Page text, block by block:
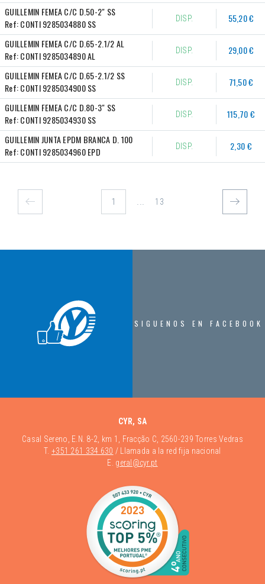
GUILLEMIN FEMEA C/C D.50-2" SS
Ref:CONTI 9285034880 SS DISP. 55,20 €
GUILLEMIN FEMEA C/C D.65-2.1/2 AL
Ref:CONTI 9285034890 AL DISP. 29,00 €
GUILLEMIN FEMEA C/C D.65-2.1/2 SS
Ref:CONTI 9285034900 SS DISP. 71,50 €
GUILLEMIN FEMEA C/C D.80-3" SS
Ref:CONTI 9285034930 SS DISP. 115,70 €
GUILLEMIN JUNTA EPDM BRANCA D. 100
Ref:CONTI 9285034960 EPD DISP. 2,30 €
13
SIGUENOS EN FACEBOOK
CYR, SA
Casal Sereno, E.N. 8-2, km 1, Fracção C, 2560-239 Torres Vedras
T.+351 261 334 630 / Llamada a la red fija nacional
E. geral@cyr.pt